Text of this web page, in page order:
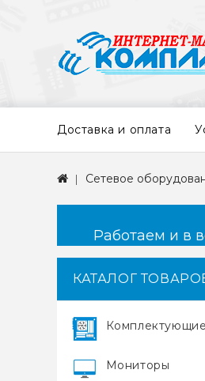
Доставка и оплата
Сетевое
Работаем и в
КАТАЛОГ
Мониторы